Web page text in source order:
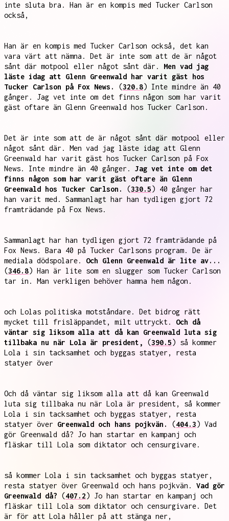
inte sluta bra. Han är en kompis med Tucker Carlson
också,
Han är en kompis med Tucker Carlson också, det kan
vara värt att nämna. Det är inte som att de är något
sånt där motpool eller något sånt där. Men vad jag
läste idag att Glenn Greenwald har varit gäst hos
Tucker Carlson på Fox News.
(320.8) Inte mindre än 40
gånger. Jag vet inte om det finns någon som har varit
gäst oftare än Glenn Greenwald hos Tucker Carlson.
Det är inte som att de är något sånt där motpool eller
något sånt där. Men vad jag läste idag att Glenn
Greenwald har varit gäst hos Tucker Carlson på Fox
News. Inte mindre än 40 gånger. Jag vet inte om det
finns någon som har varit gäst oftare än Glenn
Greenwald hos Tucker Carlson.
(330.5) 40 gånger har
han varit med. Sammanlagt har han tydligen gjort 72
framträdande på Fox News.
Sammanlagt har han tydligen gjort 72 framträdande på
Fox News. Bara 40 på Tucker Carlsons program. De är
mediala dödspolare. Och Glenn Greenwald är lite av...
(346.8) Han är lite som en slugger som Tucker Carlson
tar in. Man verkligen behöver hamna hem någon.
och Lolas politiska motståndare. Det bidrog rätt
mycket till frisläppandet, milt uttryckt. Och då
väntar sig liksom alla att då kan Greenwald luta sig
tillbaka nu när Lola är president,
(390.5) så kommer
Lola i sin tacksamhet och byggas statyer, resta
statyer över
Och då väntar sig liksom alla att då kan Greenwald
luta sig tillbaka nu när Lola är president, så kommer
Lola i sin tacksamhet och byggas statyer, resta
statyer över Greenwald och hans pojkvän. (404.3) Vad
gör Greenwald då? Jo han startar en kampanj och
fläskar till Lola som diktator och censurgivare.
så kommer Lola i sin tacksamhet och byggas statyer,
resta statyer över Greenwald och hans pojkvän. Vad gör
Greenwald då? (407.2) Jo han startar en kampanj och
fläskar till Lola som diktator och censurgivare. Det
är för att Lola håller på att stänga ner,